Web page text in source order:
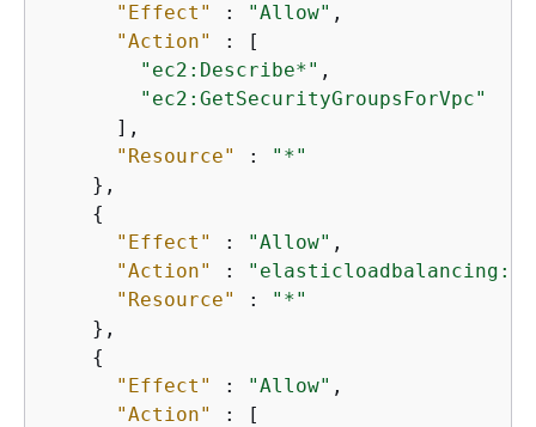
"Effect"
: "Allow" ,
"Action"
: [
"ec2:Describe*" ,
"ec2:GetSecurityGroupsForVpc"
      ],
"Resource"
:
"*"
    },
{
"Effect"
: "Allow" ,
"Action"
:
"Resource"
:
"*"
    },
{
"Effect"
: "Allow" ,
"Action"
: [